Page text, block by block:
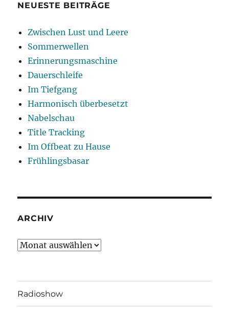
NEUESTE BEITRÄGE
Zwischen Lust und Leere
Sommerwellen
Erinnerungsmaschine
Dauerschleife
Im Tiefgang
Harmonisch überbesetzt
Nabelschau
Title Tracking
Im Offbeat zu Hause
Frühlingsbasar
ARCHIV
Archiv
Radioshow